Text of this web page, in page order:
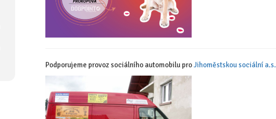
Podporujeme provoz sociálního automobilu proJihoměstskou sociální a.s.